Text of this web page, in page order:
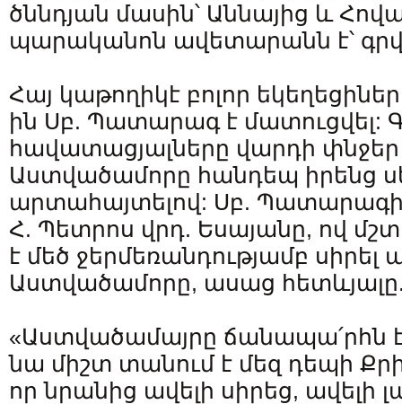
ծննդյան մասին՝ Աննայից և
պարականոն ավետարանն է՝
Հայ կաթողիկէ բոլոր
ին Սբ. Պատարագ է մատուցվել:
հավատացյալները վարդի փնջեր
Աստվածամորը հանդեպ իրենց
արտահայտելով: Սբ.
Հ. Պետրոս վրդ. Եսայանը, ով
է մեծ ջերմեռանդությամբ սիրել
Աստվածամորը, ասաց
«Աստվածամայրը ճանապա՛րհն
նա միշտ տանում է մեզ դեպի
որ նրանից ավելի սիրեց, ավելի